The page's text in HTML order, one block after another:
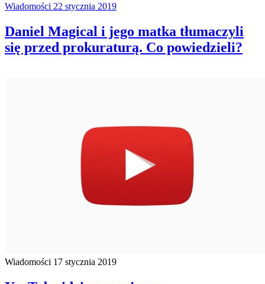
Wiadomości 22 stycznia 2019
Daniel Magical i jego matka tłumaczyli
się przed prokuraturą. Co powiedzieli?
Wiadomości 17 stycznia 2019